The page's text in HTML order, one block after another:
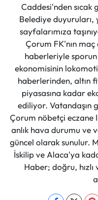
Caddesi'nden sıcak
Belediye duyuruları,
sayfalarımıza
Çorum FK'nın
haberleriyle
ekonomisinin
haberlerinden, altın
piyasasına kadar
ediliyor. Vatandaşın
Çorum nöbetçi eczane
anlık hava durumu ve
güncel olarak sunulur.
İskilip ve Alaca'ya
Haber; doğru,